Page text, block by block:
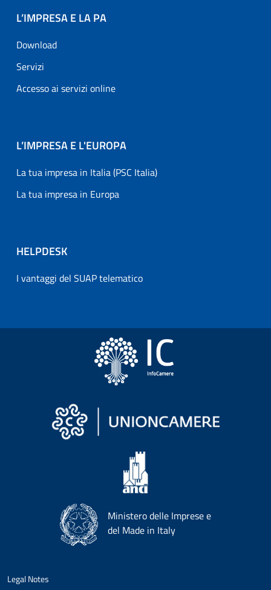
L’IMPRESA E LA PA
Download
Servizi
Accesso ai servizi online
L’IMPRESA E L'EUROPA
La tua impresa in Italia (PSC Italia)
La tua impresa in Europa
HELPDESK
I vantaggi del SUAP telematico
Ministero delle Imprese e
del Made in Italy
Legal Notes